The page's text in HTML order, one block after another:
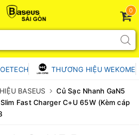
0
THƯƠNG HIỆU WEKOME
BASEUS
Củ Sạc Nhanh GaN5
Fast Charger C+U 65W (Kèm cáp